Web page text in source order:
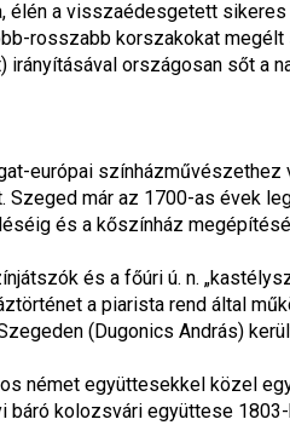
élén a visszaédesgetett
rosszabb korszakokat
országosan sőt a
európai színházművészethez
már az 1700-as évek
és a kőszínház
és a főúri ú. n.
a piarista rend által
(Dugonics András)
német együttesekkel közel
kolozsvári együttese 1803-